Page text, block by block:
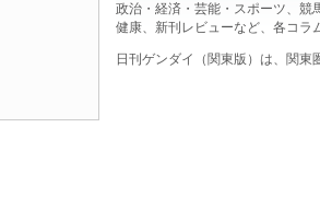
政治・経済・芸能・スポーツ、競
健康、新刊レビューなど、各コラ
日刊ゲンダイ（関東版）は、関